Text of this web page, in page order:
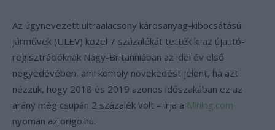
Az úgynevezett ultraalacsony károsanyag-kibocsátású
járművek (ULEV) közel 7 százalékát tették ki az újautó-
regisztrációknak Nagy-Britanniában az idei év első
negyedévében, ami komoly növekedést jelent, ha azt
nézzük, hogy 2018 és 2019 azonos időszakában ez az
arány még csupán 2 százalék volt – írja a Mining.com
nyomán az origo.hu.